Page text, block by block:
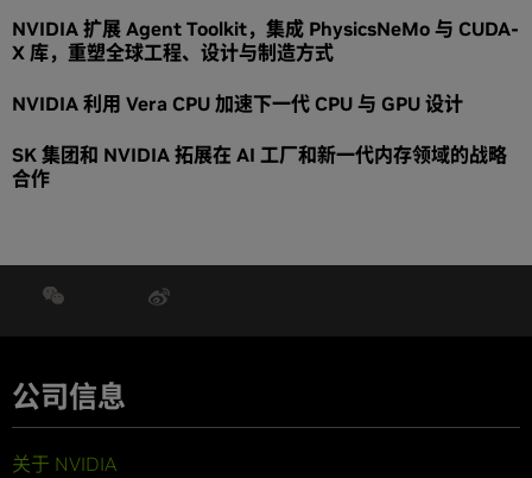
NVIDIA 扩展 Agent Toolkit，集成 PhysicsNeMo 与 CUDA-
X 库，重塑全球工程、设计与制造方式
NVIDIA 利用 Vera CPU 加速下一代 CPU 与 GPU 设计
SK 集团和 NVIDIA 拓展在 AI 工厂和新一代内存领域的战略
合作
公司信息
关于 NVIDIA